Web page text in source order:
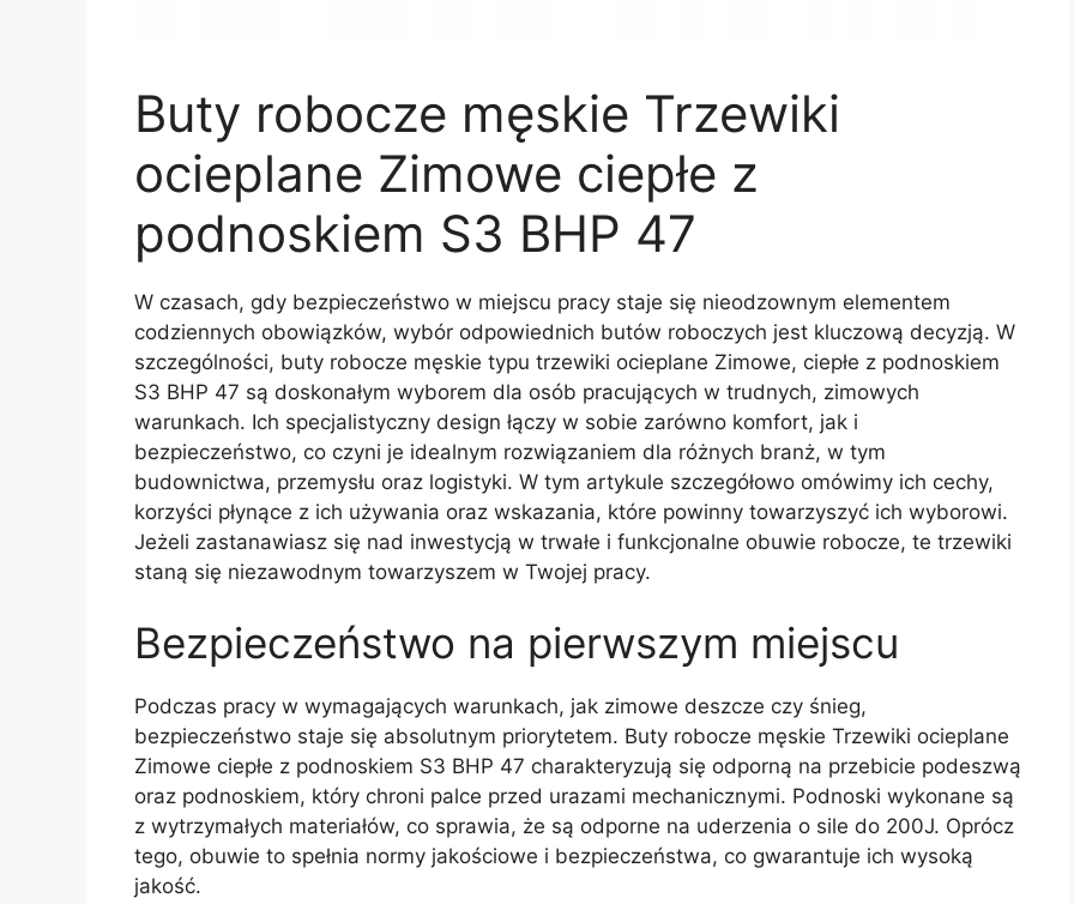
Buty robocze męskie Trzewiki
ocieplane Zimowe ciepłe z
podnoskiem S3 BHP 47
W czasach, gdy bezpieczeństwo w miejscu pracy staje się nieodzownym elementem
codziennych obowiązków, wybór odpowiednich butów roboczych jest kluczową decyzją. W
szczególności, buty robocze męskie typu trzewiki ocieplane Zimowe, ciepłe z podnoskiem
S3 BHP 47 są doskonałym wyborem dla osób pracujących w trudnych, zimowych
warunkach. Ich specjalistyczny design łączy w sobie zarówno komfort, jak i
bezpieczeństwo, co czyni je idealnym rozwiązaniem dla różnych branż, w tym
budownictwa, przemysłu oraz logistyki. W tym artykule szczegółowo omówimy ich cechy,
korzyści płynące z ich używania oraz wskazania, które powinny towarzyszyć ich wyborowi.
Jeżeli zastanawiasz się nad inwestycją w trwałe i funkcjonalne obuwie robocze, te trzewiki
staną się niezawodnym towarzyszem w Twojej pracy.
Bezpieczeństwo na pierwszym miejscu
Podczas pracy w wymagających warunkach, jak zimowe deszcze czy śnieg,
bezpieczeństwo staje się absolutnym priorytetem. Buty robocze męskie Trzewiki ocieplane
Zimowe ciepłe z podnoskiem S3 BHP 47 charakteryzują się odporną na przebicie podeszwą
oraz podnoskiem, który chroni palce przed urazami mechanicznymi. Podnoski wykonane są
z wytrzymałych materiałów, co sprawia, że są odporne na uderzenia o sile do 200J. Oprócz
tego, obuwie to spełnia normy jakościowe i bezpieczeństwa, co gwarantuje ich wysoką
jakość.